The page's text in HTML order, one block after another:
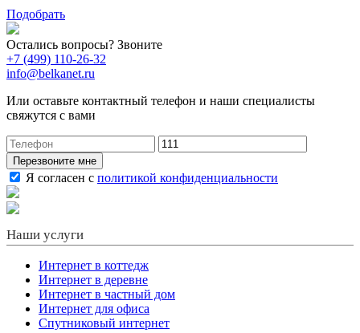
Подобрать
Остались вопросы? Звоните
+7 (499) 110-26-32
info@belkanet.ru
Или оставьте контактный телефон и наши специалисты
свяжутся с вами
Перезвоните мне
Я согласен с политикой конфиденциальности
Наши услуги
Интернет в коттедж
Интернет в деревне
Интернет в частный дом
Интернет для офиса
Спутниковый интернет